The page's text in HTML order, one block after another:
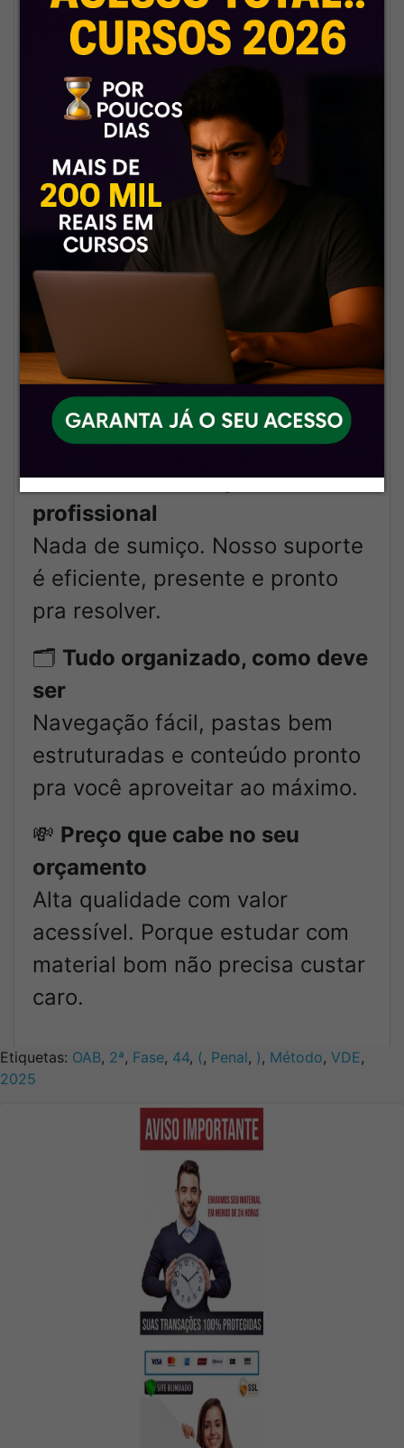
A Central do Rateio não é só
mais um grupo — é onde os
concurseiros sérios confiam.
Entrega imediata, sem
burocracia
Nada de esperar horas ou dias.
Confirmou o pagamento, o
material tá com você.
🔄
sem precisar pedir
A gente acompanha os cursos o
tempo todo. Atualizou lá? Já tá
atualizado aqui também.
🎯Atendimento rápido e
profissional
Nada de sumiço. Nosso suporte
é eficiente, presente e pronto
pra resolver.
🗂️ Tudo organizado, como deve
ser
Navegação fácil, pastas bem
estruturadas e conteúdo pronto
pra você aproveitar ao máximo.
💸 Preço que cabe no seu
orçamento
Alta qualidade com valor
acessível. Porque estudar com
material bom não precisa custar
caro.
Etiquetas: OAB, 2ª, Fase, 44, (, Penal, ) , Método, VDE ,
2025